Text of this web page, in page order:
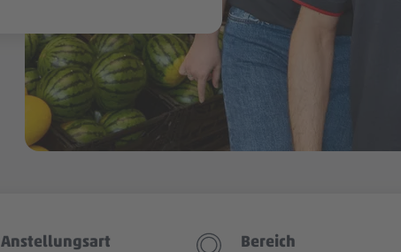
Anstellungsart
Bereich